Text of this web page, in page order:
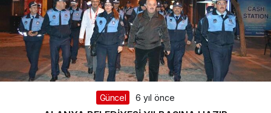
Güncel 6 yıl önce